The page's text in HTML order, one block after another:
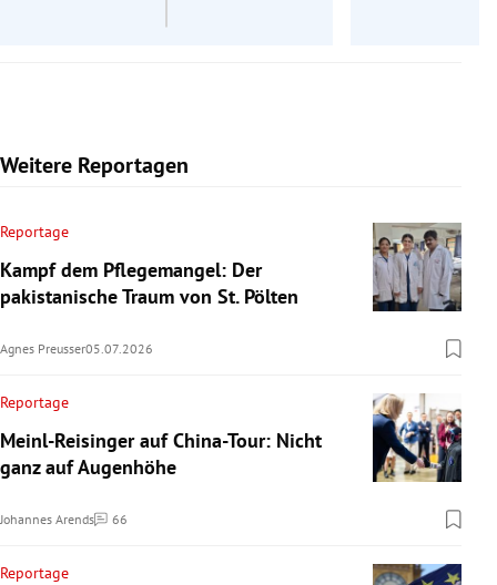
Weitere Reportagen
Reportage
Kampf dem Pflegemangel: Der
pakistanische Traum von St. Pölten
Agnes Preusser05.07.2026
Reportage
Meinl-Reisinger auf China-Tour: Nicht
ganz auf Augenhöhe
Johannes Arends 66
Kommentare
Reportage